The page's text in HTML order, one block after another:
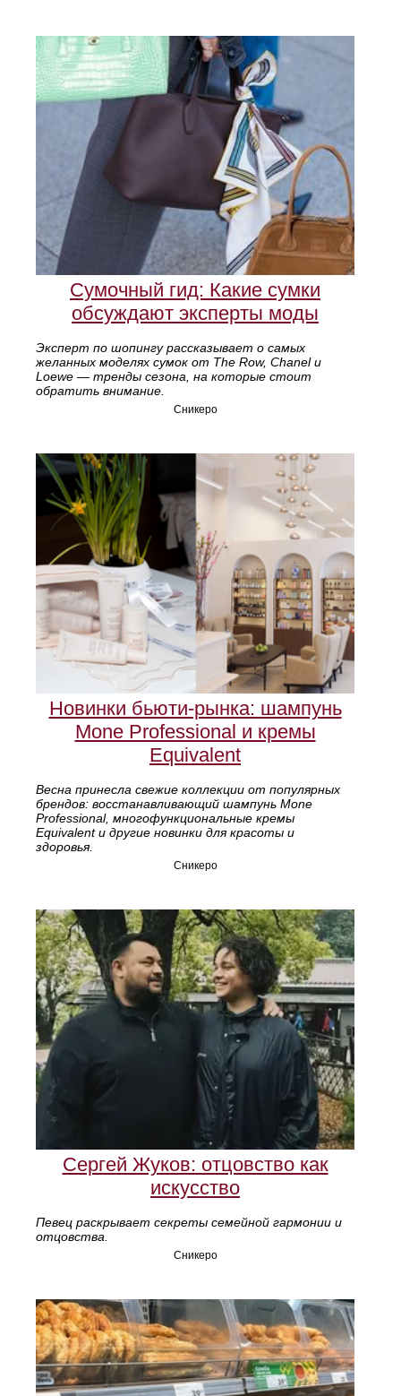
Сумочный гид: Какие сумки
обсуждают эксперты моды
Эксперт по шопингу рассказывает о самых
желанных моделях сумок от The Row, Chanel и
Loewe — тренды сезона, на которые стоит
обратить внимание.
Сникеро
Новинки бьюти-рынка: шампунь
Mone Professional и кремы
Equivalent
Весна принесла свежие коллекции от популярных
брендов: восстанавливающий шампунь Mone
Professional, многофункциональные кремы
Equivalent и другие новинки для красоты и
здоровья.
Сникеро
Сергей Жуков: отцовство как
искусство
Певец раскрывает секреты семейной гармонии и
отцовства.
Сникеро